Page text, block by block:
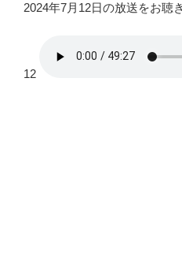
2024年7月12日の放送をお聴
12